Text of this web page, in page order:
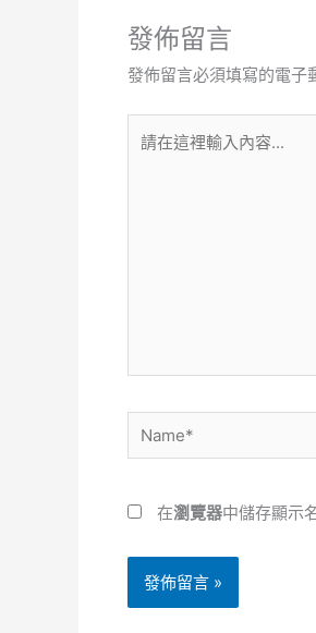
發佈留言
發佈留言必須填寫的電子
在
Name*
在瀏覽器中儲存顯示